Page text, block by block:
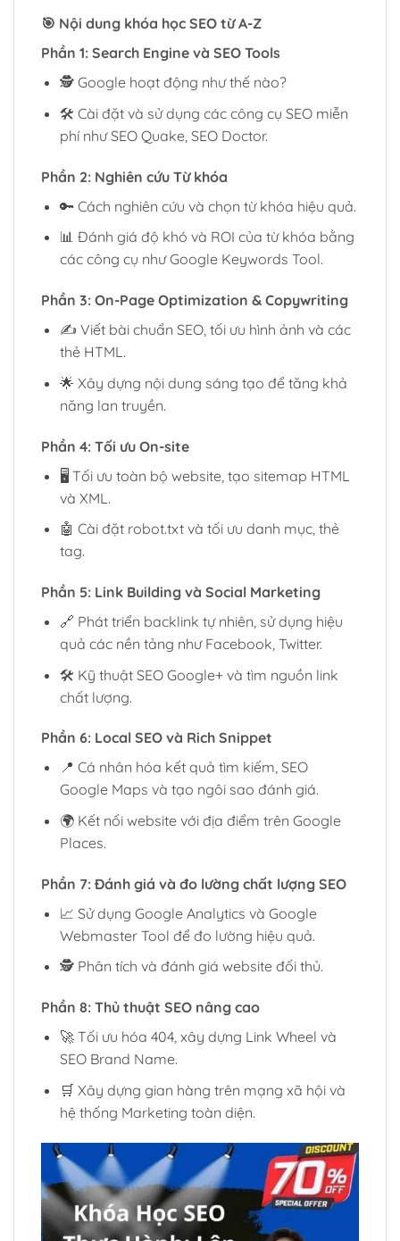
🎯 Nội dung khóa học SEO từ A-Z
Phần 1: Search Engine và SEO Tools
🕵️ Google hoạt động như thế nào?
🛠 Cài đặt và sử dụng các công cụ SEO miễn
phí như SEO Quake, SEO Doctor.
Phần 2: Nghiên cứu Từ khóa
🔑 Cách nghiên cứu và chọn từ khóa hiệu quả.
📊 Đánh giá độ khó và ROI của từ khóa bằng
các công cụ như Google Keywords Tool.
Phần 3: On-Page Optimization & Copywriting
✍️ Viết bài chuẩn SEO, tối ưu hình ảnh và các
thẻ HTML.
🌟 Xây dựng nội dung sáng tạo để tăng khả
năng lan truyền.
Phần 4: Tối ưu On-site
🖥 Tối ưu toàn bộ website, tạo sitemap HTML
và XML.
🤖 Cài đặt robot.txt và tối ưu danh mục, thẻ
tag.
Phần 5: Link Building và Social Marketing
🔗 Phát triển backlink tự nhiên, sử dụng hiệu
quả các nền tảng như Facebook, Twitter.
🛠 Kỹ thuật SEO Google+ và tìm nguồn link
chất lượng.
Phần 6: Local SEO và Rich Snippet
📍 Cá nhân hóa kết quả tìm kiếm, SEO
Google Maps và tạo ngôi sao đánh giá.
🌍 Kết nối website với địa điểm trên Google
Places.
Phần 7: Đánh giá và đo lường chất lượng SEO
📈 Sử dụng Google Analytics và Google
Webmaster Tool để đo lường hiệu quả.
🕵️ Phân tích và đánh giá website đối thủ.
Phần 8: Thủ thuật SEO nâng cao
🚀 Tối ưu hóa 404, xây dựng Link Wheel và
SEO Brand Name.
🛒 Xây dựng gian hàng trên mạng xã hội và
hệ thống Marketing toàn diện.